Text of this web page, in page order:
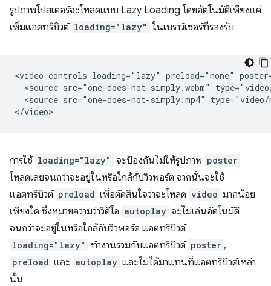
รูปภาพโปสเตอร์จะโหลดแบบ Lazy Loading โดยอัตโนมัติเพียงแค่
เพิ่มแอตทริบิวต์ loading="lazy" ในเบราว์เซอร์ที่รองรับ
<video controls loading="lazy" preload="none"
<source src="one-does-not-simply.webm"
<source src="one-does-not-simply.mp4"
การใช้ loading="lazy" จะป้องกันไม่ให้รูปภาพ poster
โหลดเลยจนกว่าจะอยู่ในหรือใกล้กับวิวพอร์ต จากนั้นจะใช้
แอตทริบิวต์ preload เพื่อตัดสินใจว่าจะโหลด video มากน้อย
เพียงใด ซึ่งหมายความว่าวิดีโอ autoplay จะไม่เล่นอัตโนมัติ
จนกว่าจะอยู่ในหรือใกล้กับวิวพอร์ต แอตทริบิวต์
loading="lazy" ทำงานร่วมกับแอตทริบิวต์ poster ,
preload และ autoplay และไม่ได้มาแทนที่แอตทริบิวต์เหล่า
นั้น